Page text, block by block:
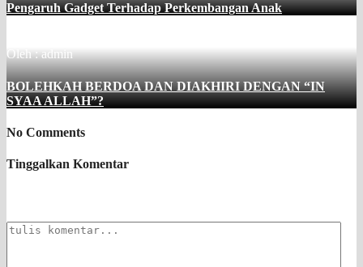
Pengaruh Gadget Terhadap Perkembangan Anak
Oleh : admin
BOLEHKAH BERDOA DAN DIAKHIRI DENGAN “IN
SYAA ALLAH”?
No Comments
Tinggalkan Komentar